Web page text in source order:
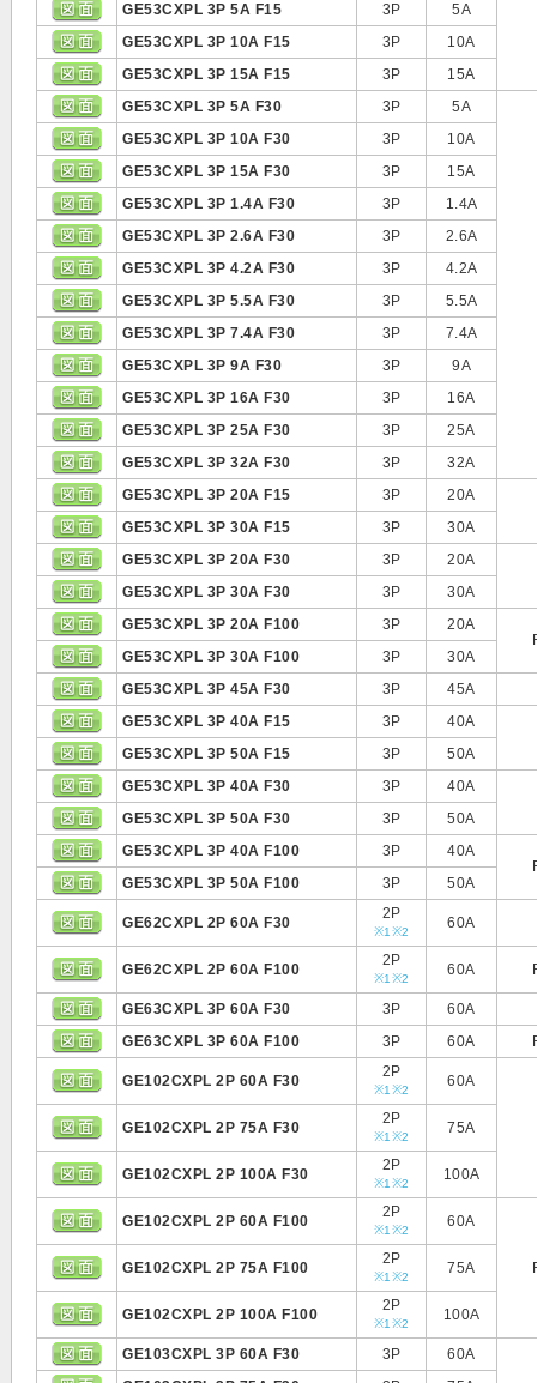
GE53CXPL 3P 5A F15 3P
5A
GE53CXPL 3P 10A F15 3P
10A
GE53CXPL 3P 15A F15
3P
15A
GE53CXPL 3P 5A F30
3P 5A
GE53CXPL 3P 10A F30 3P
10A
GE53CXPL 3P 15A F30
3P
15A
GE53CXPL 3P 1.4A F30
3P
1.4A
GE53CXPL 3P 2.6A F30
3P
2.6A
GE53CXPL 3P 4.2A F30
3P
4.2A
GE53CXPL 3P 5.5A F30
3P
5.5A
GE53CXPL 3P 7.4A F30
3P
7.4A
GE53CXPL 3P 9A F30
3P
9A
GE53CXPL 3P 16A F30
3P
16A
GE53CXPL 3P 25A F30
3P
25A
GE53CXPL 3P 32A F30
3P
32A
GE53CXPL 3P 20A F15
3P
20A
GE53CXPL 3P 30A F15
3P
30A
GE53CXPL 3P 20A F30
3P
20A
GE53CXPL 3P 30A F30
3P
30A
GE53CXPL 3P 20A F100
3P
20A
GE53CXPL 3P 30A F100
3P
30A
GE53CXPL 3P 45A F30
3P 45A
GE53CXPL 3P 40A F15
3P
40A
GE53CXPL 3P 50A F15
3P
50A
GE53CXPL 3P 40A F30
3P
40A
GE53CXPL 3P 50A F30
3P
50A
GE53CXPL 3P 40A F100
3P
40A
GE53CXPL 3P 50A F100
3P 50A
GE62CXPL 2P 60A F30
2P
※1 ※2
60A
GE62CXPL 2P 60A F100
2P
※1 ※2
60A
GE63CXPL 3P 60A F30 3P 60A
GE63CXPL 3P 60A F100
3P 60A
GE102CXPL 2P 60A F30
2P
※1 ※2
60A
GE102CXPL 2P 75A F30
2P
※1 ※2
75A
GE102CXPL 2P 100A F30
2P
※1 ※2
100A
GE102CXPL 2P 60A F100
2P
※1 ※2
60A
GE102CXPL 2P 75A F100
2P
※1 ※2
75A
GE102CXPL 2P 100A F100
2P
※1 ※2
100A
GE103CXPL 3P 60A F30 3P
60A